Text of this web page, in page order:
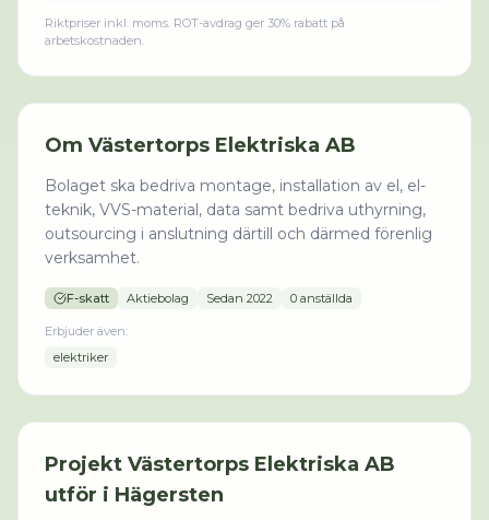
Riktpriser inkl. moms. ROT-avdrag ger 30% rabatt på
arbetskostnaden.
Om Västertorps Elektriska AB
Bolaget ska bedriva montage, installation av el, el-
teknik, VVS-material, data samt bedriva uthyrning,
outsourcing i anslutning därtill och därmed förenlig
verksamhet.
F-skatt Aktiebolag Sedan 2022 0 anställda
Erbjuder även:
elektriker
Projekt Västertorps Elektriska AB
utför i Hägersten